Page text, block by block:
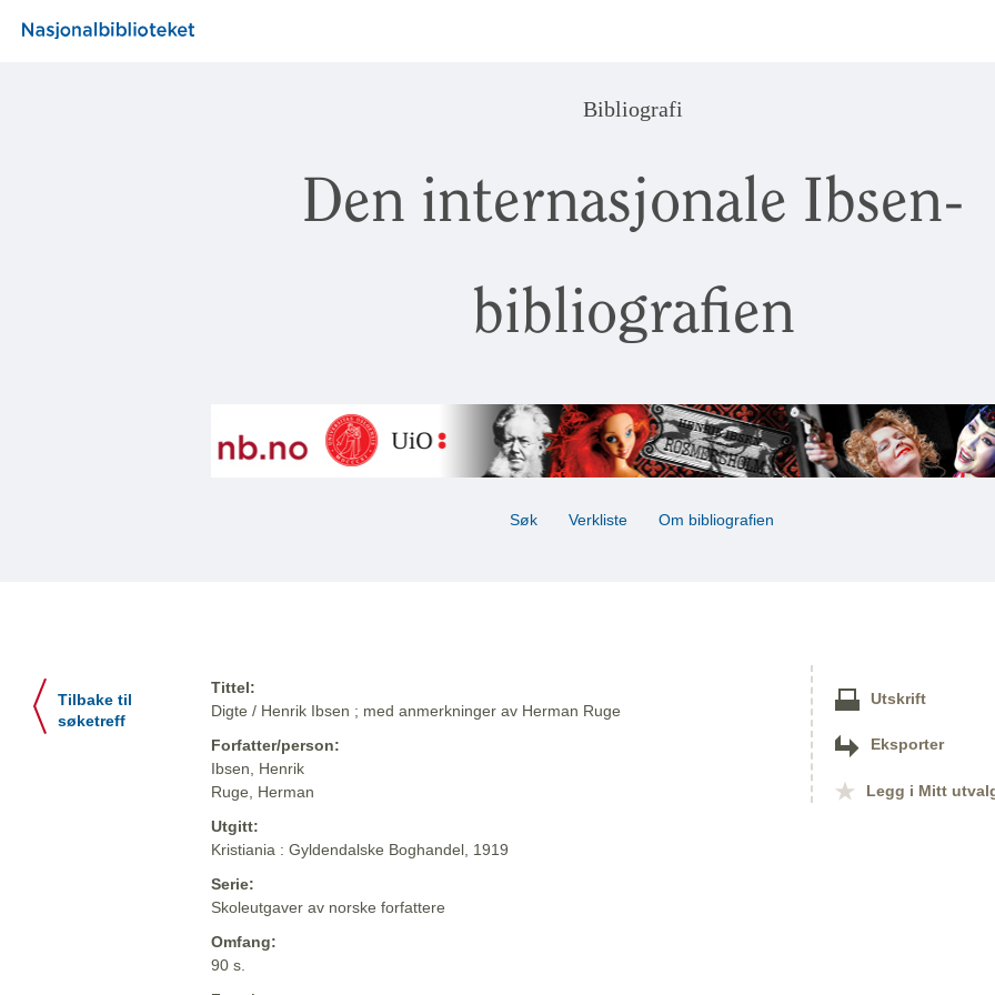
Bibliografi
Den internasjonale Ibsen-
bibliografien
Søk Verkliste Om bibliografien
Tilbake til
søketreff
Tittel:
Digte / Henrik Ibsen ; med anmerkninger av Herman Ruge
Forfatter/person:
Ibsen, Henrik
Ruge, Herman
Utgitt:
Kristiania : Gyldendalske Boghandel, 1919
Serie:
Skoleutgaver av norske forfattere
Omfang:
90 s.
Utskrift
Eksporter
Legg i Mitt